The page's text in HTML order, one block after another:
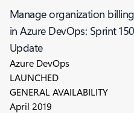
Manage organization billing
in Azure DevOps: Sprint 150
Update
Azure DevOps
LAUNCHED
GENERAL AVAILABILITY
April 2019